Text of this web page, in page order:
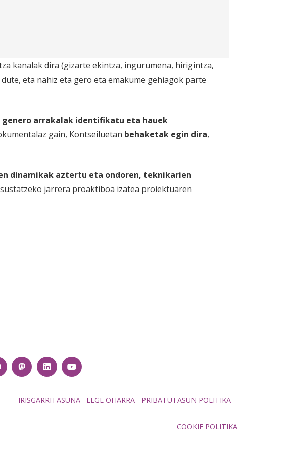
kanalak dira (gizarte ekintza, ingurumena, hirigintza,
eta nahiz eta gero eta emakume gehiagok parte
arrakalak identifikatu eta hauek
gain, Kontseiluetan behaketak egin dira,
dinamikak aztertu eta ondoren, teknikarien
jarrera proaktiboa izatea proiektuaren
IRISGARRITASUNA LEGE OHARRA PRIBATUTASUN POLITIKA
COOKIE POLITIKA